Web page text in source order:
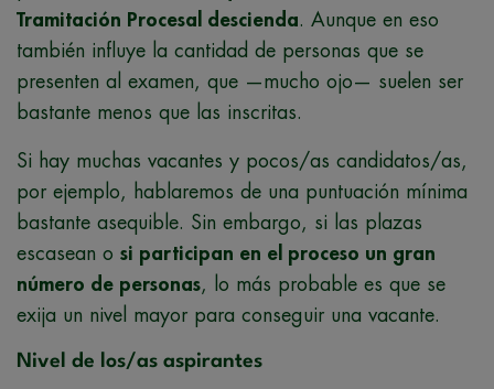
Tramitación Procesal descienda. Aunque en eso
también influye la cantidad de personas que se
presenten al examen, que —mucho ojo— suelen ser
bastante menos que las inscritas.
Si hay muchas vacantes y pocos/as candidatos/as,
por ejemplo, hablaremos de una puntuación mínima
bastante asequible. Sin embargo, si las plazas
escasean o si participan en el proceso un gran
número de personas, lo más probable es que se
exija un nivel mayor para conseguir una vacante.
Nivel de los/as aspirantes